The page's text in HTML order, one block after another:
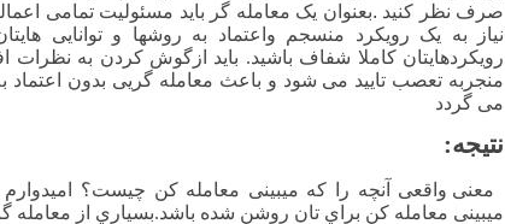
صرف نظر کنید .بعنوان یک معامله گر باید مسئولیت تمامی
نیاز به یک رویکرد منسجم واعتماد به روشها و توانایی
رویکردهایتان کاملا شفاف باشید. باید ازگوش کردن به نظرات
منجربه تعصب تایید می شود و باعث معامله گریی بدون اعتماد
می گردد
نتیجه:
معنی واقعی آنچه را که میبینی معامله کن چیست؟
میبینی معامله کن براي تان روشن شده باشد.بسیاري از معامله